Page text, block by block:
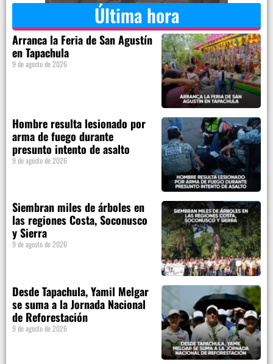
Última hora
Arranca la Feria de San Agustín
en Tapachula
9 de agosto de 2026
Hombre resulta lesionado por
arma de fuego durante
presunto intento de asalto
9 de agosto de 2026
Siembran miles de árboles en
las regiones Costa, Soconusco
y Sierra
9 de agosto de 2026
Desde Tapachula, Yamil Melgar
se suma a la Jornada Nacional
de Reforestación
9 de agosto de 2026